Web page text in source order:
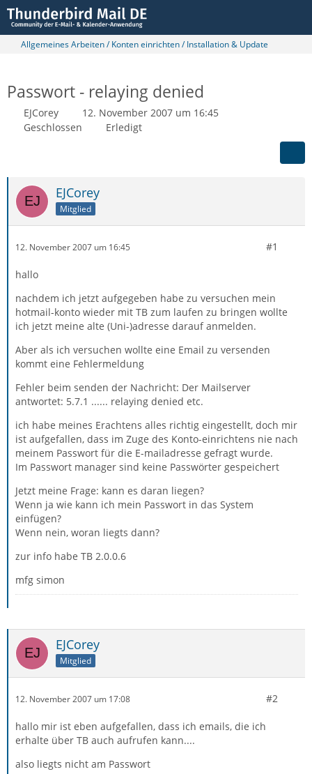
Allgemeines Arbeiten / Konten einrichten / Installation & Update
Passwort - relaying denied
EJCorey
12. November 2007 um 16:45
Geschlossen
Erledigt
EJCorey
Mitglied
12. November 2007 um 16:45 #1
hallo
nachdem ich jetzt aufgegeben habe zu versuchen mein
hotmail-konto wieder mit TB zum laufen zu bringen wollte
ich jetzt meine alte (Uni-)adresse darauf anmelden.
Aber als ich versuchen wollte eine Email zu versenden
kommt eine Fehlermeldung
Fehler beim senden der Nachricht: Der Mailserver
antwortet: 5.7.1 ...... relaying denied etc.
ich habe meines Erachtens alles richtig eingestellt, doch mir
ist aufgefallen, dass im Zuge des Konto-einrichtens nie nach
meinem Passwort für die E-mailadresse gefragt wurde.
Im Passwort manager sind keine Passwörter gespeichert
Jetzt meine Frage: kann es daran liegen?
Wenn ja wie kann ich mein Passwort in das System
einfügen?
Wenn nein, woran liegts dann?
zur info habe TB 2.0.0.6
mfg simon
EJCorey
Mitglied
12. November 2007 um 17:08 #2
hallo mir ist eben aufgefallen, dass ich emails, die ich
erhalte über TB auch aufrufen kann....
also liegts nicht am Passwort